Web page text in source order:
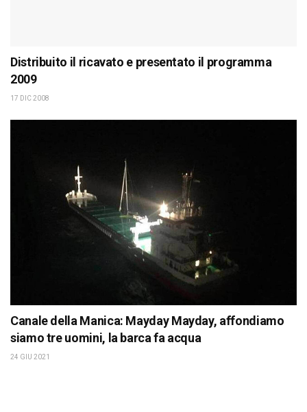
Distribuito il ricavato e presentato il programma
2009
17 DIC 2008
Canale della Manica: Mayday Mayday, affondiamo
siamo tre uomini, la barca fa acqua
24 GIU 2021